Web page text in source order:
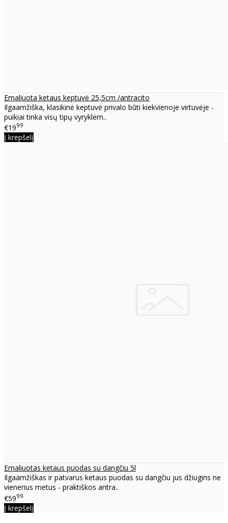
Emaliuota ketaus keptuvė 25,5cm /antracito
Ilgaamžiška, klasikinė keptuvė privalo būti kiekvienoje virtuvėje -
puikiai tinka visų tipų vyryklėm..
€1999
Į krepšelį
Emaliuotas ketaus puodas su dangčiu 5l
Ilgaamžiškas ir patvarus ketaus puodas su dangčiu jus džiugins ne
vienerius metus - praktiškos antra..
€5999
Į krepšelį